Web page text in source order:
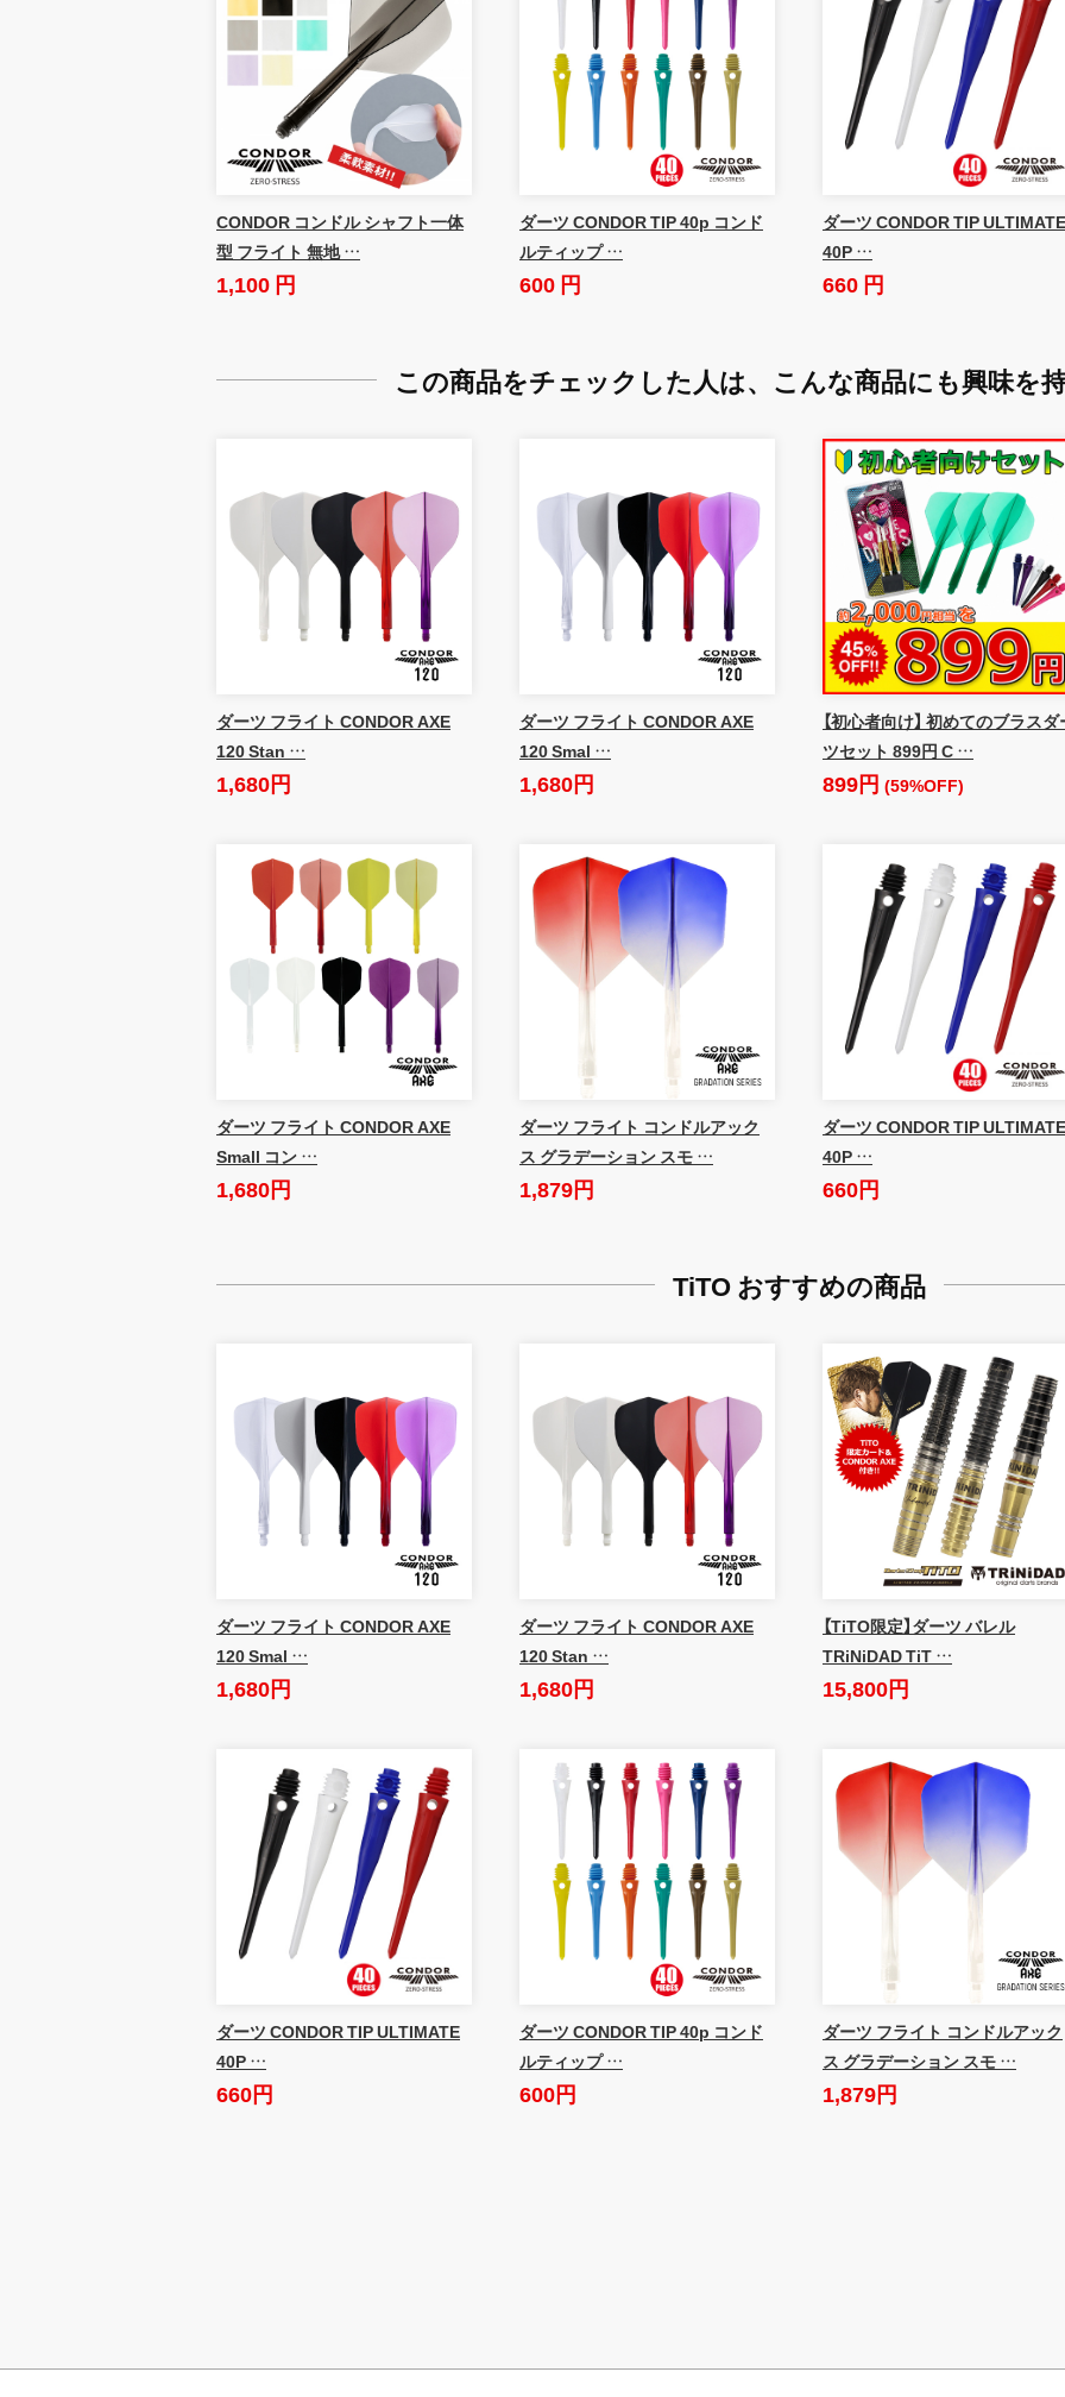
CONDOR コンドル シャフト一体
型 フライト 無地 …
1,100 円
ダーツ CONDOR TIP 40p コンド
ルティップ …
600 円
ダーツ CONDOR TIP ULTIMATE
40P …
660 円
この商品をチェックした人は、 こんな商品にも興味を
ダーツ フライト CONDOR AXE
120 Stan …
1,680円
ダーツ フライト CONDOR AXE
120 Smal …
1,680円
【初心者向け】 初めてのブラスダ
ツセット 899円 C …
899円 (59%OFF)
ダーツ フライト CONDOR AXE
Small コン …
1,680円
ダーツ フライト コンドルアック
ス グラデーション スモ …
1,879円
ダーツ CONDOR TIP ULTIMATE
40P …
660円
TiTO おすすめの商品
ダーツ フライト CONDOR AXE
120 Smal …
1,680円
ダーツ フライト CONDOR AXE
120 Stan …
1,680円
【TiTO限定】ダーツ バレル
TRiNiDAD TiT …
15,800円
ダーツ CONDOR TIP ULTIMATE
40P …
660円
ダーツ CONDOR TIP 40p コンド
ルティップ …
600円
ダーツ フライト コンドルアック
ス グラデーション スモ …
1,879円